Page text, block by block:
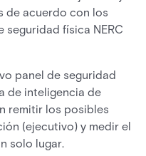
de acuerdo con los
física NERC
panel de seguridad
de inteligencia de
remitir los posibles
(ejecutivo) y medir el
solo lugar.